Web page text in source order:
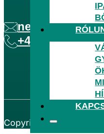
+421 905 884
Copyright © 2026